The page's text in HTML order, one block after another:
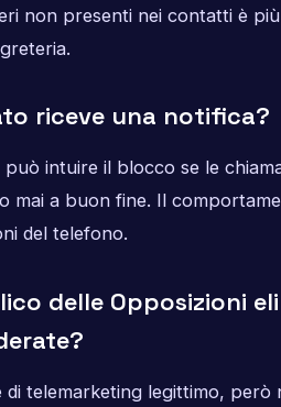
non presenti nei contatti è
riceve una notifica?
intuire il blocco se le
mai a buon fine. Il
del telefono.
delle Opposizioni
di telemarketing legittimo,